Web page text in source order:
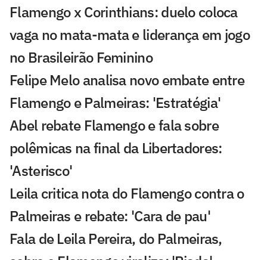
Flamengo x Corinthians: duelo coloca
vaga no mata-mata e liderança em jogo
no Brasileirão Feminino
Felipe Melo analisa novo embate entre
Flamengo e Palmeiras: 'Estratégia'
Abel rebate Flamengo e fala sobre
polêmicas na final da Libertadores:
'Asterisco'
Leila critica nota do Flamengo contra o
Palmeiras e rebate: 'Cara de pau'
Fala de Leila Pereira, do Palmeiras,